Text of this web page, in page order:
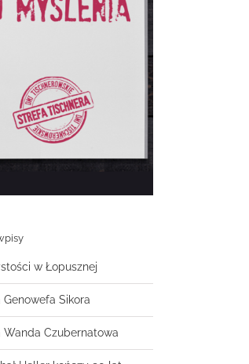
w Łopusznej
Genowefa Sikora
Wanda Czubernatowa